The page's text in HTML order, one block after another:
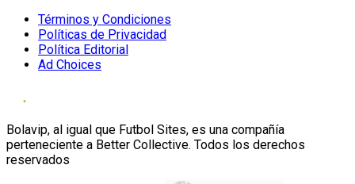
Términos y Condiciones
Políticas de Privacidad
Política Editorial
Ad Choices
Bolavip, al igual que Futbol Sites, es una compañía
perteneciente a Better Collective. Todos los derechos
reservados